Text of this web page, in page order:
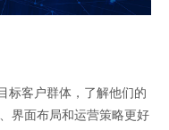
标客户群体，了解他们的
界面布局和运营策略更好